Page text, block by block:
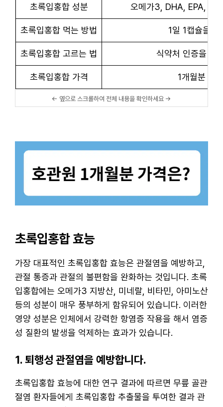
초록입홍합 성분 오메가3, DHA, EPA, 콘
초록입홍합 먹는 방법 1일 1캡슐을
초록입홍합 고르는 법 식약처 인증을 통
초록입홍합 가격 1개월분 2
초록입홍합 효능
가장 대표적인 초록입홍합 효능은 관절염을 예방하고,
관절 통증과 관절의 불편함을 완화하는 것입니다. 초록
입홍합에는 오메가3 지방산, 미네랄, 비타민, 아미노산
등의 성분이 매우 풍부하게 함유되어 있습니다. 이러한
영양 성분은 인체에서 강력한 항염증 작용을 해서 염증
성 질환의 발생을 억제하는 효과가 있습니다.
1. 퇴행성 관절염을 예방합니다.
초록입홍합 효능에 대한 연구 결과에 따르면 무릎 골관
절염 환자들에게 초록입홍합 추출물을 투여한 결과 관